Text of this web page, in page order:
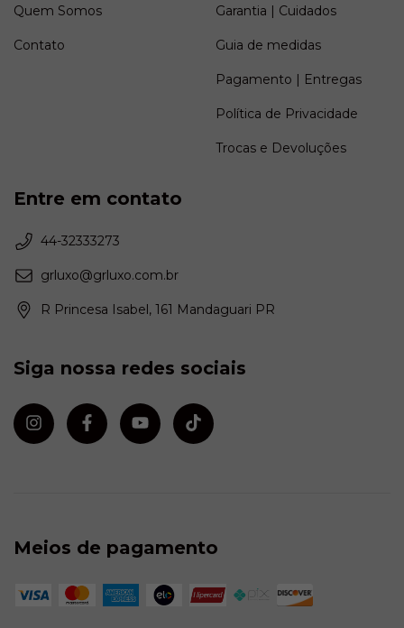
Quem Somos
Contato
Garantia | Cuidados
Guia de medidas
Pagamento | Entregas
Política de Privacidade
Trocas e Devoluções
Entre em contato
44-32333273
grluxo@grluxo.com.br
R Princesa Isabel, 161 Mandaguari PR
Siga nossa redes sociais
Meios de pagamento